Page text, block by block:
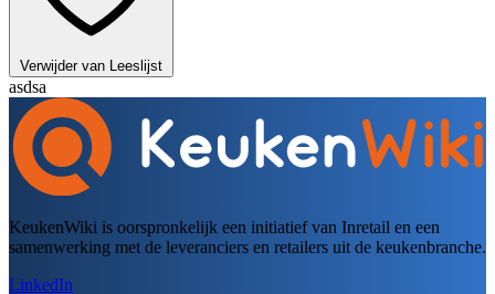
Verwijder van Leeslijst
asdsa
KeukenWiki is oorspronkelijk een initiatief van Inretail en een
samenwerking met de leveranciers en retailers uit de keukenbranche.
LinkedIn